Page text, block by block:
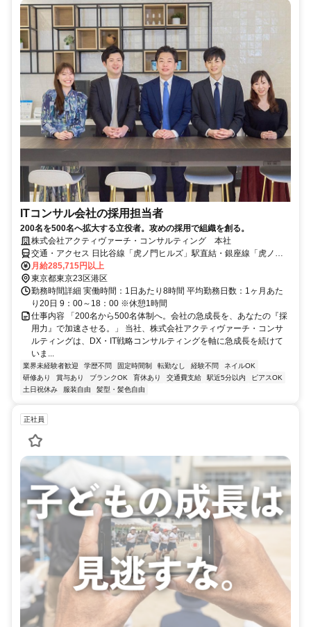
ITコンサル会社の採用担当者
200名を500名へ拡大する立役者。攻めの採用で組織を創る。
株式会社アクティヴァーチ・コンサルティング 本社
交通・アクセス 日比谷線「虎ノ門ヒルズ」駅直結・銀座線「虎ノ
門」駅
月給285,715円以上
東京都東京23区港区
勤務時間詳細 実働時間：1日あたり8時間 平均勤務日数：1ヶ月あた
り20日 9：00～18：00 ※休憩1時間
仕事内容 「200名から500名体制へ。会社の急成長を、あなたの『採
用力』で加速させる。」 当社、株式会社アクティヴァーチ・コンサ
ルティングは、DX・IT戦略コンサルティングを軸に急成長を続けて
いま...
業界未経験者歓迎 学歴不問 固定時間制 転勤なし 経験不問
ネイルOK
研修あり
賞与あり ブランクOK 育休あり 交通費支給 駅近5分以内
ピアスOK
土日祝休み
服装自由 髪型・髪色自由
正社員